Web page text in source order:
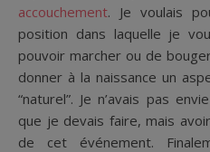
accouchement. Je voulais
position dans laquelle je
pouvoir marcher ou de
donner à la naissance un
“naturel”. Je n’avais pas
que je devais faire, mais
de cet événement.